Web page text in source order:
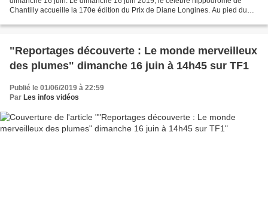
Chantilly accueille la 170e édition du Prix de Diane Longines. Au pied du
"Reportages découverte : Le monde merveilleux
des plumes" dimanche 16 juin à 14h45 sur TF1
Publié le 01/06/2019 à 22:59
Par Les infos vidéos